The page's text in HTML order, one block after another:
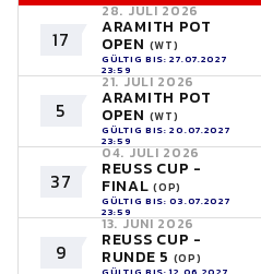
17
28. JULI 2026
ARAMITH POT
OPEN (WT)
GÜLTIG BIS: 27.07.2027
23:59
5
21. JULI 2026
ARAMITH POT
OPEN (WT)
GÜLTIG BIS: 20.07.2027
23:59
37
04. JULI 2026
REUSS CUP -
FINAL(OP)
GÜLTIG BIS: 03.07.2027
23:59
9
13. JUNI 2026
REUSS CUP -
RUNDE 5 (OP)